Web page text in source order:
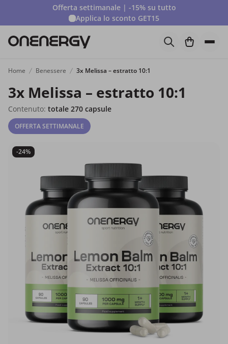
Offerta settimanale | -15% su tutto
Applica lo sconto GET15
Home Benessere 3x Melissa – estratto 10:1
3x Melissa – estratto 10:1
Contenuto: totale 270 capsule
OFFERTA SETTIMANALE
-24%